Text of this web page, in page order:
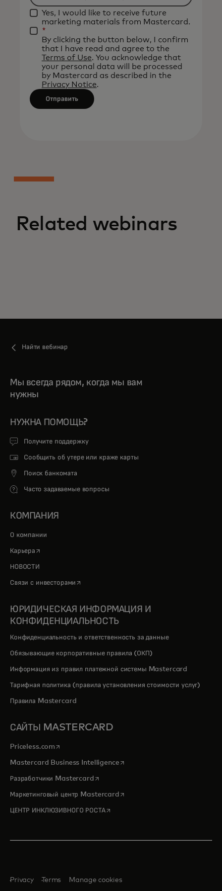
applied
after
3
characters.
Filtering
will
be
applied
after
characters.
Yes, I would like to receive future
marketing materials from Mastercard.
*
By clicking the button below, I confirm
that I have read and agree to the
Terms of Use. You acknowledge that
your personal data will be processed
by Mastercard as described in the
Privacy Notice.
Отправить
Related webinars
Найти вебинар
Мы всегда рядом, когда мы вам
нужны
НУЖНА ПОМОЩЬ?
Получите поддержку
Сообщить об утере или краже карты
Поиск банкомата
Часто задаваемые вопросы
КОМПАНИЯ
О компании
Карьера opens in a new tab
НОВОСТИ
Связи с инвесторами opens in a new tab
ЮРИДИЧЕСКАЯ ИНФОРМАЦИЯ И
КОНФИДЕНЦИАЛЬНОСТЬ
Конфиденциальность и ответственность за данные
Обязывающие корпоративные правила (ОКП)
Информация из правил платежной системы Mastercard
Тарифная политика (правила установления стоимости услуг)
Правила Mastercard
САЙТЫ MASTERCARD
Priceless.com opens in a new tab
Mastercard Business Intelligenceopens in a new tab
Разработчики Mastercardopens in a new tab
Маркетинговый центр Mastercardopens in a new tab
ЦЕНТР ИНКЛЮЗИВНОГО РОСТАopens in a new tab
Privacy Terms Manage cookies